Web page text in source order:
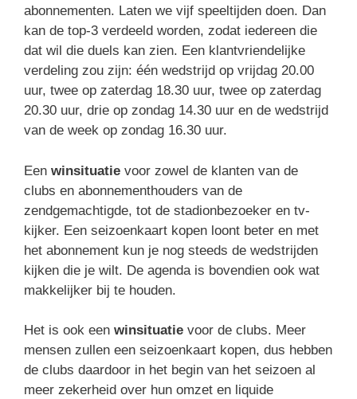
abonnementen. Laten we vijf speeltijden doen. Dan
kan de top-3 verdeeld worden, zodat iedereen die
dat wil die duels kan zien. Een klantvriendelijke
verdeling zou zijn: één wedstrijd op vrijdag 20.00
uur, twee op zaterdag 18.30 uur, twee op zaterdag
20.30 uur, drie op zondag 14.30 uur en de wedstrijd
van de week op zondag 16.30 uur.
Een winsituatie voor zowel de klanten van de
clubs en abonnementhouders van de
zendgemachtigde, tot de stadionbezoeker en tv-
kijker. Een seizoenkaart kopen loont beter en met
het abonnement kun je nog steeds de wedstrijden
kijken die je wilt. De agenda is bovendien ook wat
makkelijker bij te houden.
Het is ook een winsituatie voor de clubs. Meer
mensen zullen een seizoenkaart kopen, dus hebben
de clubs daardoor in het begin van het seizoen al
meer zekerheid over hun omzet en liquide